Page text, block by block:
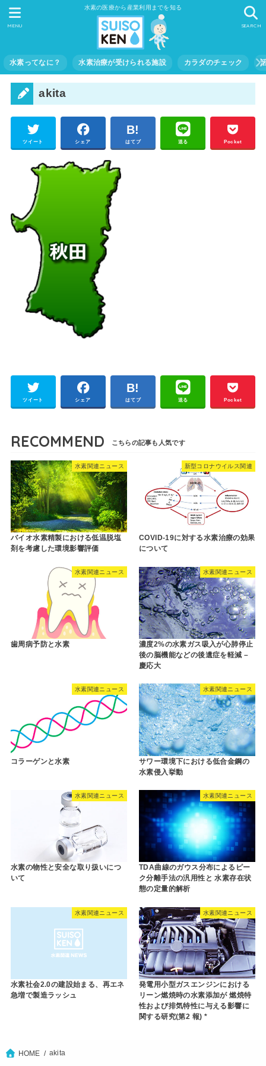
水素の医療から産業利用までを知る
SEARCH
MENU
水素ってなに？ 水素治療が受けられる施設 カラダのチェック
akita
ツイート シェア はてブ 送る Pocket
ツイート シェア はてブ 送る Pocket
RECOMMEND
水素関連ニュース
バイオ水素精製における低温脱塩
剤を考慮した環境影響評価
新型コロナウイルス関連
COVID-19に対する水素治療の効果
について
水素関連ニュース
歯周病予防と水素
水素関連ニュース
濃度2%の水素ガス吸入が心肺停止
後の脳機能などの後遺症を軽減 –
慶応大
水素関連ニュース
コラーゲンと水素
水素関連ニュース
サワー環境下における低合金鋼の
水素侵入挙動
水素関連ニュース
水素の物性と安全な取り扱いにつ
いて
水素関連ニュース
TDA曲線のガウス分布によるピー
ク分離手法の汎用性と 水素存在状
態の定量的解析
水素関連ニュース
水素社会2.0の建設始まる、再エネ
急増で製造ラッシュ
水素関連ニュース
発電用小型ガスエンジンにおける
リーン燃焼時の水素添加が 燃焼特
性および排気特性に与える影響に
関する研究(第2 報) *
HOME akita